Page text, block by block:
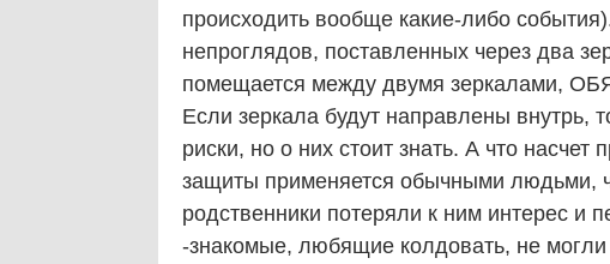
происходить вообще какие-либо
непроглядов, поставленных через два
помещается между двумя
Если зеркала будут направлены внутрь,
риски, но о них стоит знать. А что
защиты применяется обычными людьми,
родственники потеряли к ним интерес и
-знакомые, любящие колдовать, не